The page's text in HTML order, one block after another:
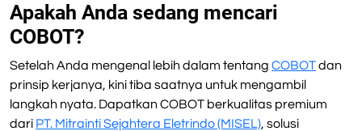
Apakah Anda sedang mencari
COBOT?
Setelah Anda mengenal lebih dalam tentang COBOTdan
prinsip kerjanya, kini tiba saatnya untuk mengambil
langkah nyata. Dapatkan COBOT berkualitas premium
dari PT. Mitrainti Sejahtera Eletrindo (MISEL), solusi